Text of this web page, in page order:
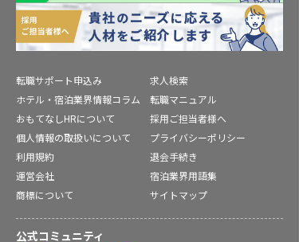
転職サポート申込み
求人検索
ホテル・宿泊業界情報コラム
転職マニュアル
おもてなしHRについて
採用ご担当者様へ
個人情報の取扱いについて
プライバシーポリシー
利用規約
退会手続き
運営会社
宿泊業界用語集
商標について
サイトマップ
公式コミュニティ